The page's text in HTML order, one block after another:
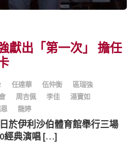
獻出「第一次」 擔任
任達華 伍仲衡
區瑞強
周吉佩 李佳
湯寶如
龍婷
於伊利沙伯體育館舉行三場
經典演唱 […]